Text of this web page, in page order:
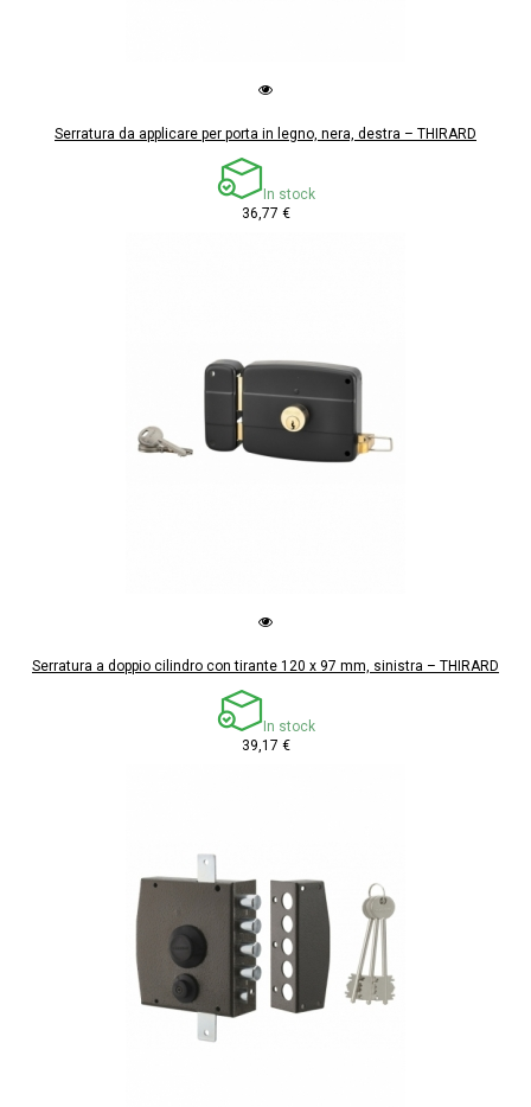
Serratura da applicare per porta in legno, nera, destra – THIRARD
In stock
36,77 €
Serratura a doppio cilindro con tirante 120 x 97 mm, sinistra – THIRARD
In stock
39,17 €